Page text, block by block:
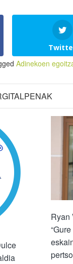
Adinekoen
Ryan